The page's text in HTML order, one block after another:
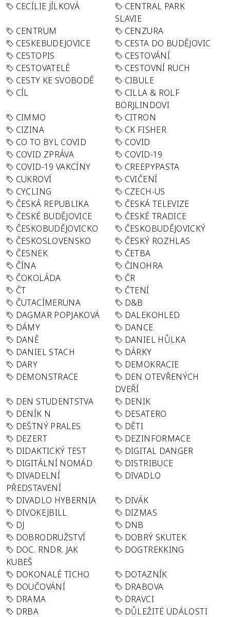
CECÍLIE JÍLKOVÁ
CENTRAL PARK
SLAVIE
CENTRUM
CENZURA
CESKEBUDEJOVICE
CESTA DO BUDĚJOVIC
CESTOPIS
CESTOVÁNÍ
CESTOVATELÉ
CESTOVNÍ RUCH
CESTY KE SVOBODĚ
CIBULE
CÍL
CILLA & ROLF
BÖRJLINDOVI
CIMMO
CITRON
CIZINA
CK FISHER
CO TO BYL COVID
COVID
COVID ZPRÁVA
COVID-19
COVID-19 VAKCÍNY
CREEPYPASTA
CUKROVÍ
CVIČENÍ
CYCLING
CZECH-US
ČESKÁ REPUBLIKA
ČESKÁ TELEVIZE
ČESKÉ BUDĚJOVICE
ČESKÉ TRADICE
ČESKOBUDĚJOVICKO
ČESKOBUDĚJOVICKÝ
ČESKOSLOVENSKO
ČESKÝ ROZHLAS
ČESNEK
ČETBA
ČÍNA
ČINOHRA
ČOKOLÁDA
ČR
ČT
ČTENÍ
ČUTACÍMERUNA
D&B
DAGMAR POPJAKOVÁ
DALEKOHLED
DÁMY
DANCE
DANĚ
DANIEL HŮLKA
DANIEL STACH
DÁRKY
DARY
DEMOKRACIE
DEMONSTRACE
DEN OTEVŘENÝCH
DVEŘÍ
DEN STUDENTSTVA
DENIK
DENÍK N
DESATERO
DEŠTNÝ PRALES
DĚTI
DEZERT
DEZINFORMACE
DIDAKTICKÝ TEST
DIGITAL DANGER
DIGITÁLNÍ NOMÁD
DISTRIBUCE
DIVADELNÍ
PŘEDSTAVENÍ
DIVADLO
DIVADLO HYBERNIA
DIVÁK
DIVOKEJBILL
DIZMAS
DJ
DNB
DOBRODRUŽSTVÍ
DOBRÝ SKUTEK
DOC. RNDR. JAK
KUBEŠ
DOGTREKKING
DOKONALÉ TICHO
DOTAZNÍK
DOUČOVÁNÍ
DRABOVA
DRAMA
DRAVCI
DRBA
DŮLEŽITÉ UDÁLOSTI